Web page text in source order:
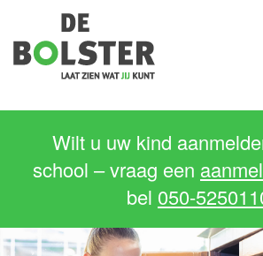
Wilt u uw kind
school – vraag een
bel 050-